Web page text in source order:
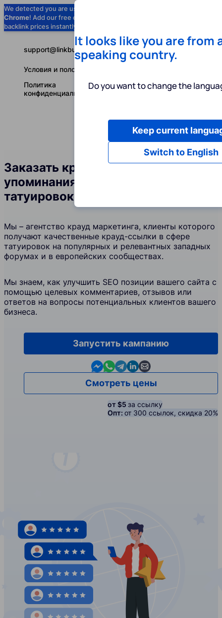
We detected you are using
Chrome! Add our free extension to check
backlink prices instantly as you browse.
Услуги
Русский
support@linkbuilder.com
Условия и положения
Политика
конфиденциальности
Заказать крауд-ссылки и
упоминания бренда в сфере
татуировок
Мы – агентство крауд маркетинга, клиенты которого
получают качественные крауд-ссылки в сфере
татуировок на популярных и релевантных западных
форумах и в европейских сообществах.
Мы знаем, как улучшить SEO позиции вашего сайта с
помощью целевых комментариев, отзывов или
ответов на вопросы потенциальных клиентов вашего
бизнеса.
Запустить кампанию
Contact us in Messenger
Contact us in WhatsApp
Contact us in Telegram
Contact us in Linkedin
Contact us by email
Смотреть цены
от $5 за ссылку
Опт: от 300 ссылок, скидка 20%
It looks like you are from
speaking country.
Do you want to change the
Switch to English
Keep current